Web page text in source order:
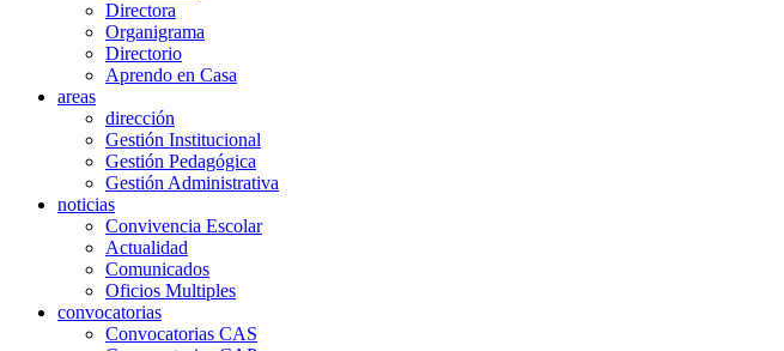
Directora
Organigrama
Directorio
Aprendo en Casa
areas
dirección
Gestión Institucional
Gestión Pedagógica
Gestión Administrativa
noticias
Convivencia Escolar
Actualidad
Comunicados
Oficios Multiples
convocatorias
Convocatorias CAS